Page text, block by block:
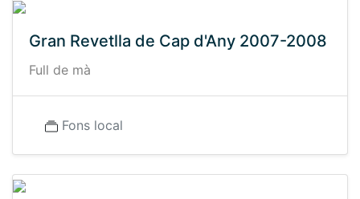
Gran Revetlla de Cap d'Any 2007-2008
Full de mà
Fons local